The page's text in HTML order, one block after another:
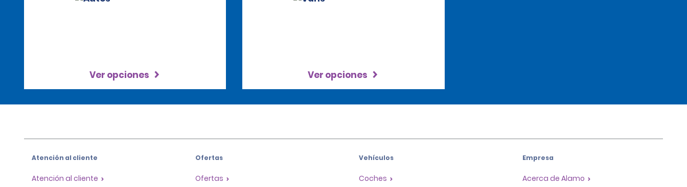
Ver opciones Ver opciones
Atención al cliente
Atención al cliente
Ofertas
Ofertas
Vehículos
Coches
Empresa
Acerca de Alamo